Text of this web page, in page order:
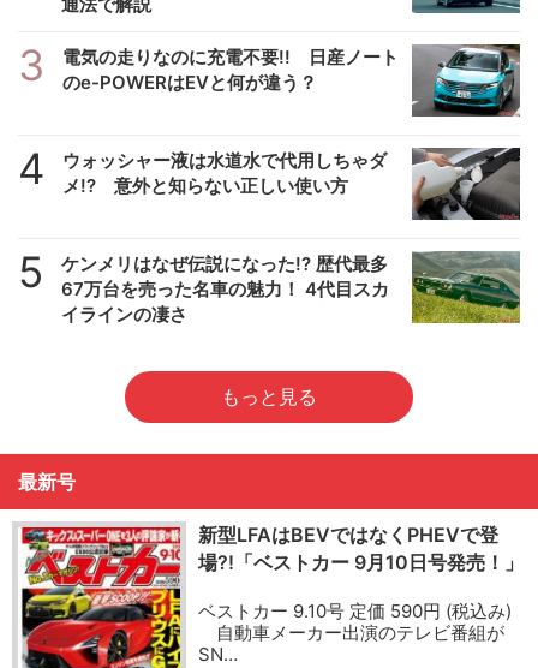
通法で解説
3
電気の走りなのに充電不要!! 日産ノート
のe-POWERはEVと何が違う？
4
ウォッシャー液は水道水で代用しちゃダ
メ!? 意外と知らない正しい使い方
5
ケンメリはなぜ伝説になった!? 歴代最多
67万台を売った名車の魅力！ 4代目スカ
イラインの凄さ
もっと見る
最新号
新型LFAはBEVではなくPHEVで登
場?!「ベストカー 9月10日号発売！」
ベストカー 9.10号 定価 590円 (税込み)
自動車メーカー出演のテレビ番組が
SN…